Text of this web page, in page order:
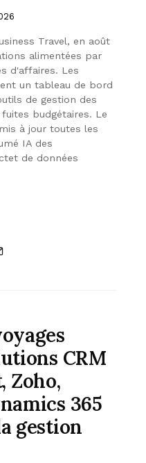
Travel, en août
alimentées par
d'affaires. Les
un tableau de bord
de gestion des
budgétaires. Le
à jour toutes les
IA des
de données
CRM
Zoho,
365
gestion